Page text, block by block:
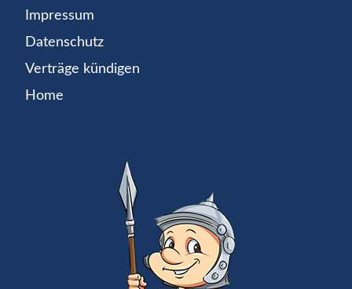
Impressum
Datenschutz
Verträge kündigen
Home